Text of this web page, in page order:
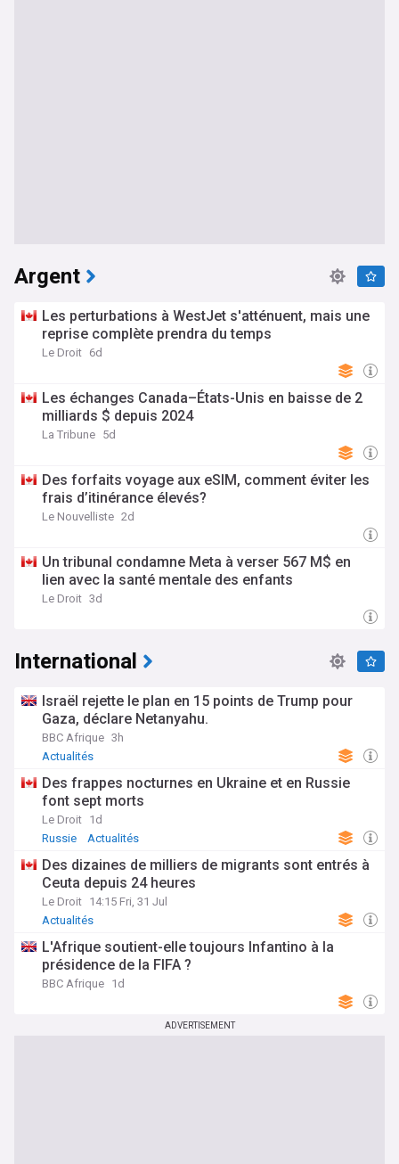
Argent
Les perturbations à WestJet s'atténuent, mais une
reprise complète prendra du temps
Le Droit 6d
Les échanges Canada–États-Unis en baisse de 2
milliards $ depuis 2024
La Tribune 5d
Des forfaits voyage aux eSIM, comment éviter les
frais d’itinérance élevés?
Le Nouvelliste 2d
Un tribunal condamne Meta à verser 567 M$ en
lien avec la santé mentale des enfants
Le Droit 3d
International
Israël rejette le plan en 15 points de Trump pour
Gaza, déclare Netanyahu.
BBC Afrique 3h
Actualités
Des frappes nocturnes en Ukraine et en Russie
font sept morts
Le Droit 1d
Russie
Actualités
Des dizaines de milliers de migrants sont entrés à
Ceuta depuis 24 heures
Le Droit 14:15 Fri, 31 Jul
Actualités
L'Afrique soutient-elle toujours Infantino à la
présidence de la FIFA ?
BBC Afrique 1d
ADVERTISEMENT